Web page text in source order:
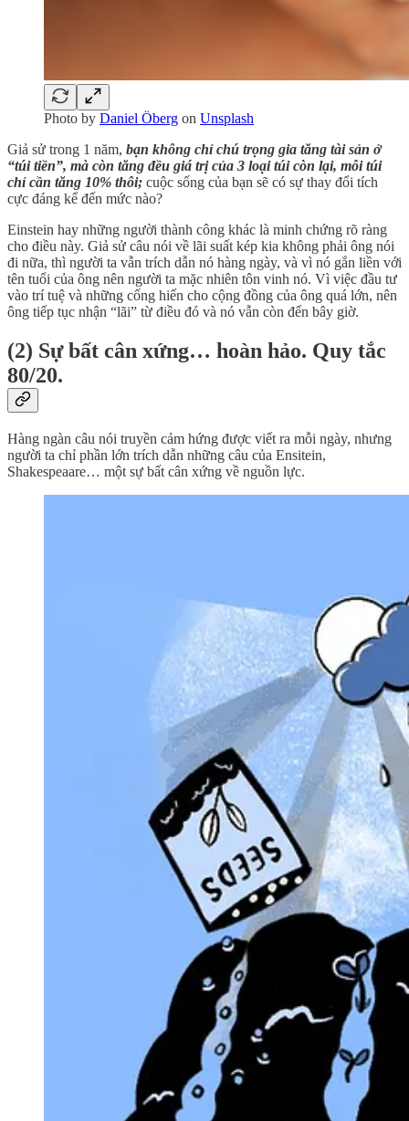
Photo by Daniel Öberg on Unsplash
Giả sử trong 1 năm, bạn không chỉ chú trọng gia tăng tài sản ở
“túi tiền”, mà còn tăng đều giá trị của 3 loại túi còn lại, mỗi túi
chỉ cần tăng 10% thôi; cuộc sống của bạn sẽ có sự thay đổi tích
cực đáng kể đến mức nào?
Einstein hay những người thành công khác là minh chứng rõ ràng
cho điều này. Giả sử câu nói về lãi suất kép kia không phải ông nói
đi nữa, thì người ta vẫn trích dẫn nó hàng ngày, và vì nó gắn liền với
tên tuổi của ông nên người ta mặc nhiên tôn vinh nó. Vì việc đầu tư
vào trí tuệ và những cống hiến cho cộng đồng của ông quá lớn, nên
ông tiếp tục nhận “lãi” từ điều đó và nó vẫn còn đến bây giờ.
(2) Sự bất cân xứng… hoàn hảo. Quy tắc
80/20.
Hàng ngàn câu nói truyền cảm hứng được viết ra mỗi ngày, nhưng
người ta chỉ phần lớn trích dẫn những câu của Ensitein,
Shakespeaare… một sự bất cân xứng về nguồn lực.